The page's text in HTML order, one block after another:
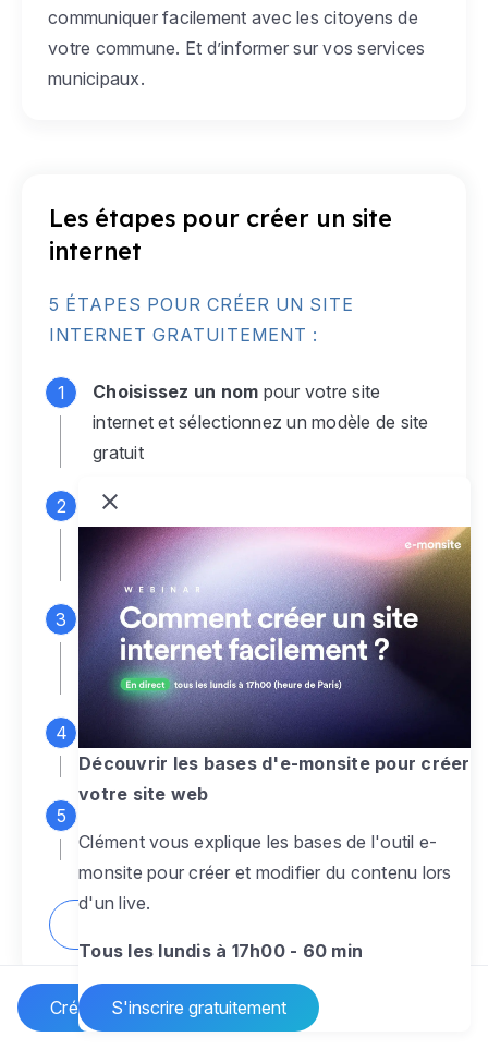
Créer un site Internet
communiquer facilement avec les citoyens de
votre commune. Et d’informer sur vos services
municipaux.
Les étapes pour créer un site
internet
5 ÉTAPES POUR CRÉER UN SITE
INTERNET GRATUITEMENT :
Choisissez un nom pour votre site
internet et sélectionnez un modèle de site
gratuit
Connectez-vous
monsite gratuit pour accéder à votre
espace d'administration
Personnalisez entièrement le
designpour créer un site web sur-mesure,
à votre image
Ajoutez des pagessans limite pour
présenter votre activité, votre passion
pour rendre votre site dynamique
Découvrir les bases d'e-monsite pour créer
votre site web
Clément vous explique les bases de l'outil e-
monsite pour créer et modifier du contenu lors
d'un live.
Tous les lundis à 17h00 - 60 min
S'inscrire gratuitement